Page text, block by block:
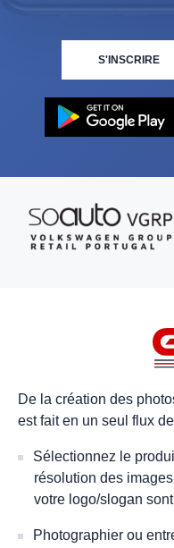
S'INSCRIRE
De la création des
est fait en un seul flux
Sélectionnez le
résolution des
votre logo/slogan
Photographier ou